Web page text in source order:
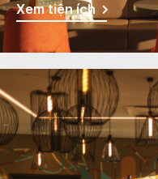
Xem tiện ích